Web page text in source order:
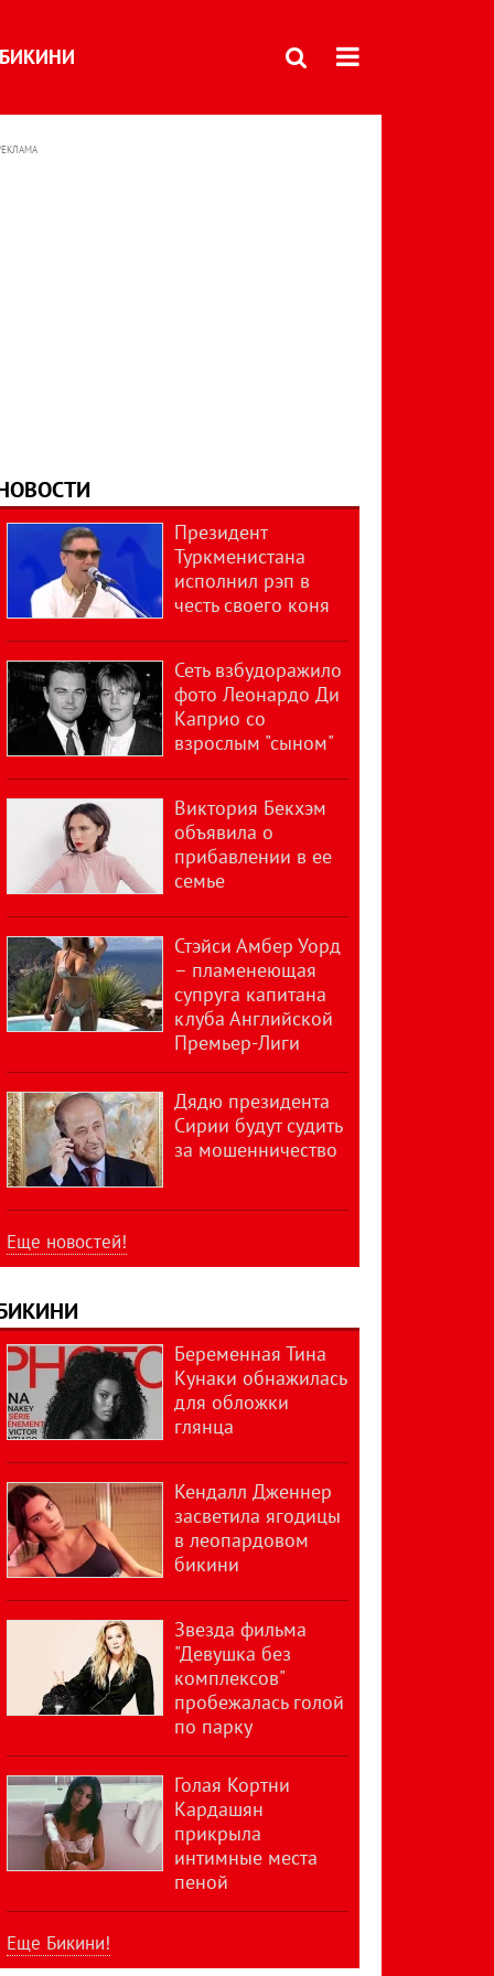
БИКИНИ
Президент
Туркменистана
исполнил рэп в
честь своего коня
Сеть взбудоражило
фото Леонардо Ди
Каприо со
взрослым "сыном"
Виктория Бекхэм
объявила о
прибавлении в ее
семье
Стэйси Амбер Уорд
– пламенеющая
супруга капитана
клуба Английской
Премьер-Лиги
Дядю президента
Сирии будут судить
за мошенничество
Еще новостей!
Беременная Тина
Кунаки обнажилась
для обложки
глянца
Кендалл Дженнер
засветила ягодицы
в леопардовом
бикини
Звезда фильма
"Девушка без
комплексов"
пробежалась голой
по парку
Голая Кортни
Кардашян
прикрыла
интимные места
пеной
Еще Бикини!